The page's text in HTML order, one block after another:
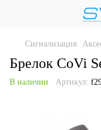
Сигнализация
Брелок CoVi
В наличии Артикул: